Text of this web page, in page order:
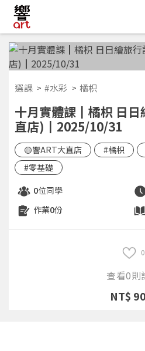
選課 #水彩 橘枳
十月實體課┃橘枳 日日
直店)┃2025/10/31
🟡響ART大直店 #橘枳
#零基礎
0位同學
作業0份
0
查看0則
NT$